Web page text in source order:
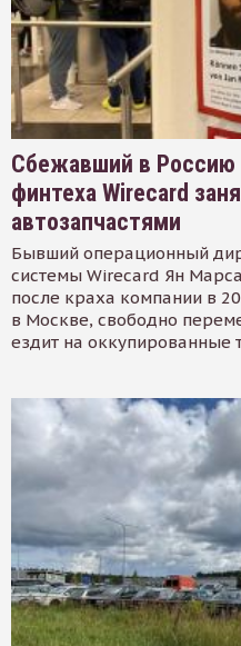
Сбежавший в Россию
финтеха Wirecard
автозапчастями
Бывший операционный
системы Wirecard Ян
после краха компании в
в Москве, свободно
ездит на оккупированные